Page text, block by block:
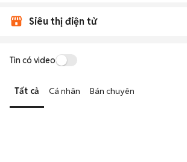
Siêu thị điện tử
Tin có video
Tất cả Cá nhân Bán chuyên